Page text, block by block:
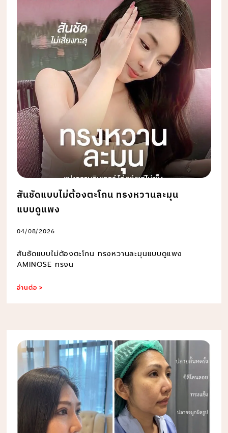
สันชัดแบบไม่ต้องตะโกน ทรงหวานละมุน
แบบดูแพง
04/08/2026
สันชัดแบบไม่ต้องตะโกน ทรงหวานละมุนแบบดูแพง
AMINOSE ทรงน
อ่านต่อ >